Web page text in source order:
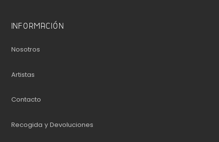
INFORMACIÓN
Nosotros
Artistas
Contacto
Recogida y Devoluciones